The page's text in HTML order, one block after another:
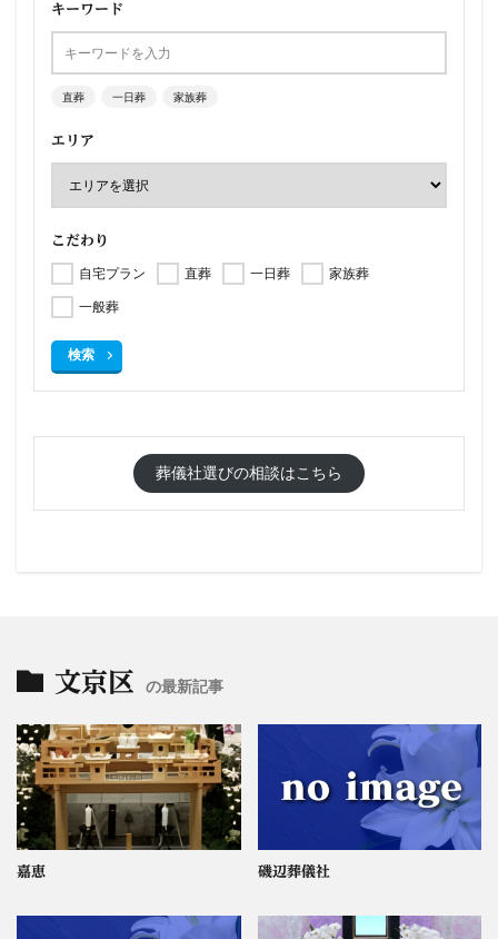
キーワード
直葬 一日葬 家族葬
エリア
こだわり
自宅プラン 直葬 一日葬
家族葬
一般葬
検索
葬儀社選びの相談はこちら
文京区 の最新記事
嘉恵 磯辺葬儀社